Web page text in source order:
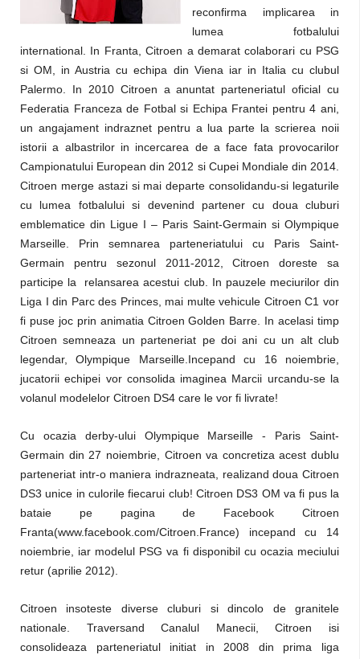
reconfirma implicarea in
lumea fotbalului
international. In Franta, Citroen a demarat colaborari cu PSG
si OM, in Austria cu echipa din Viena iar in Italia cu clubul
Palermo. In 2010 Citroen a anuntat parteneriatul oficial cu
Federatia Franceza de Fotbal si Echipa Frantei pentru 4 ani,
un angajament indraznet pentru a lua parte la scrierea noii
istorii a albastrilor in incercarea de a face fata provocarilor
Campionatului European din 2012 si Cupei Mondiale din 2014.
Citroen merge astazi si mai departe consolidandu-si legaturile
cu lumea fotbalului si devenind partener cu doua cluburi
emblematice din Ligue I – Paris Saint-Germain si Olympique
Marseille. Prin semnarea parteneriatului cu Paris Saint-
Germain pentru sezonul 2011-2012, Citroen doreste sa
participe la relansarea acestui club. In pauzele meciurilor din
Liga I din Parc des Princes, mai multe vehicule Citroen C1 vor
fi puse joc prin animatia Citroen Golden Barre. In acelasi timp
Citroen semneaza un parteneriat pe doi ani cu un alt club
legendar, Olympique Marseille.Incepand cu 16 noiembrie,
jucatorii echipei vor consolida imaginea Marcii urcandu-se la
volanul modelelor Citroen DS4 care le vor fi livrate!
Cu ocazia derby-ului Olympique Marseille - Paris Saint-
Germain din 27 noiembrie, Citroen va concretiza acest dublu
parteneriat intr-o maniera indrazneata, realizand doua Citroen
DS3 unice in culorile fiecarui club! Citroen DS3 OM va fi pus la
bataie pe pagina de Facebook Citroen
Franta(www.facebook.com/Citroen.France) incepand cu 14
noiembrie, iar modelul PSG va fi disponibil cu ocazia meciului
retur (aprilie 2012).
Citroen insoteste diverse cluburi si dincolo de granitele
nationale. Traversand Canalul Manecii, Citroen isi
consolideaza parteneriatul initiat in 2008 din prima liga